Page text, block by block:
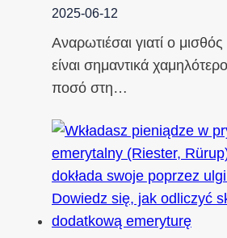
2025-06-12
Αναρωτιέσαι γιατί ο
είναι σημαντικά
ποσό στη…